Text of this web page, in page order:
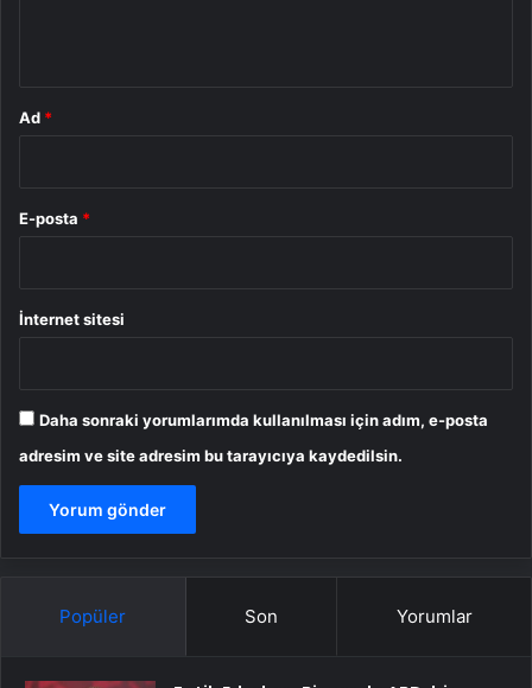
Ad *
E-posta *
İnternet sitesi
Daha sonraki yorumlarımda kullanılması için adım, e-posta
adresim ve site adresim bu tarayıcıya kaydedilsin.
Popüler Son Yorumlar